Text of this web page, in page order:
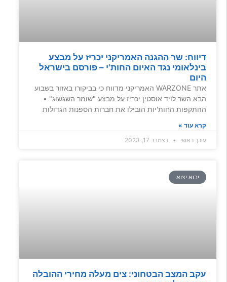
דיווח: שר ההגנה האמריקני יכריז על מבצע
בינלאומי נגד האיום החות'י – פורסם בישראל
היום
אתר WARZONE האמריקני מדווח כי בביקורו באזור בשבוע
הבא השר לויד אוסטין יכריז על מבצע "שומר השגשוג" •
ההתקפות החות'יות הובילו את חברות הספנות הגדולות
קרא עוד »
עורך ראשי
דצמבר 17, 2023
יבוא יצוא
עקב המצב הבטחוני: צים מעלה מחירי ההובלה